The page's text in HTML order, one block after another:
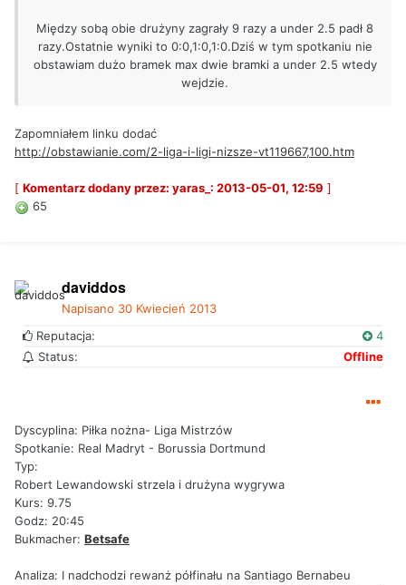
Między sobą obie drużyny zagrały 9 razy a under 2.5 padł 8
razy.Ostatnie wyniki to 0:0,1:0,1:0.Dziś w tym spotkaniu nie
obstawiam dużo bramek max dwie bramki a under 2.5 wtedy
wejdzie.
Zapomniałem linku dodać
http://obstawianie.com/2-liga-i-ligi-nizsze-vt119667,100.htm
[ Komentarz dodany przez: yaras_: 2013-05-01, 12:59 ]
65
daviddos
Napisano 30 Kwiecień 2013
Reputacja:
4
Status:
Offline
Dyscyplina: Piłka nożna- Liga Mistrzów
Spotkanie: Real Madryt - Borussia Dortmund
Typ:
Robert Lewandowski strzela i drużyna wygrywa
Kurs: 9.75
Godz: 20:45
Bukmacher: Betsafe
Analiza: I nadchodzi rewanż półfinału na Santiago Bernabeu